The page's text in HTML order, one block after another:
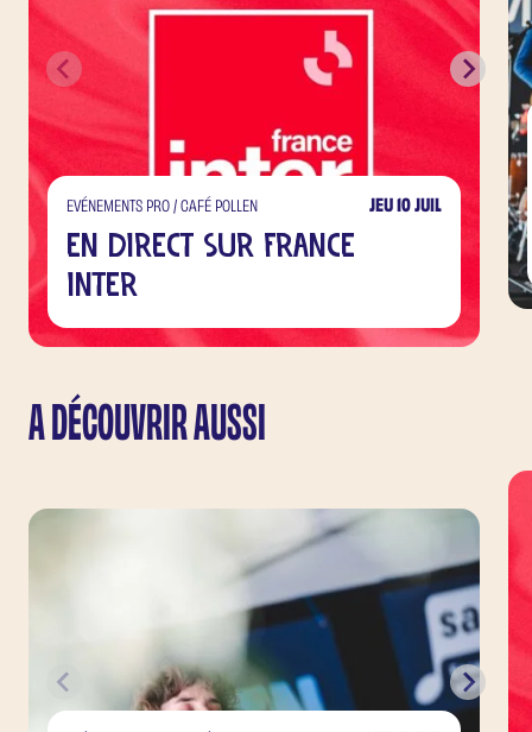
EVÉNEMENTS PRO / CAFÉ POLLEN JEU 10 JUIL
En direct sur France
Inter
A DÉCOUVRIR AUSSI